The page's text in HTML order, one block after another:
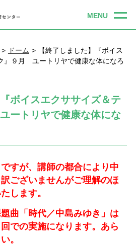
ドーム
【終了しました】『ボイス
』９月 ユートリヤで健康な体になろ
ボイスエクササイズ＆テ
ートリヤで健康な体にな
すが、講師の都合により中
ございませんがご理解のほ
します。
曲「時代／中島みゆき」は
での実施になります。あら
。